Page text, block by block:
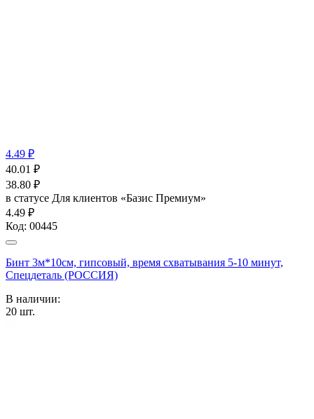
4.49 ₽
40.01 ₽
38.80 ₽
в статусе Для клиентов «Базис Премиум»
4.49 ₽
Код: 00445
Бинт 3м*10см, гипсовый, время схватывания 5-10 минут,
Спецдеталь (РОССИЯ)
В наличии:
20 шт.